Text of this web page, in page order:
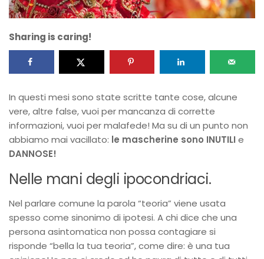
Sharing is caring!
In questi mesi sono state scritte tante cose, alcune
vere, altre false, vuoi per mancanza di corrette
informazioni, vuoi per malafede! Ma su di un punto non
abbiamo mai vacillato: le mascherine sono INUTILI e
DANNOSE!
Nelle mani degli ipocondriaci.
Nel parlare comune la parola “teoria” viene usata
spesso come sinonimo di ipotesi. A chi dice che una
persona asintomatica non possa contagiare si
risponde “bella la tua teoria”, come dire: è una tua